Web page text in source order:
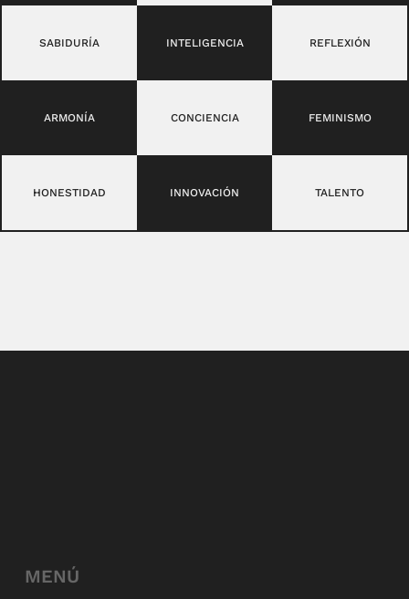
SABIDURÍA INTELIGENCIA REFLEXIÓN
ARMONÍA CONCIENCIA FEMINISMO
HONESTIDAD INNOVACIÓN TALENTO
MENÚ